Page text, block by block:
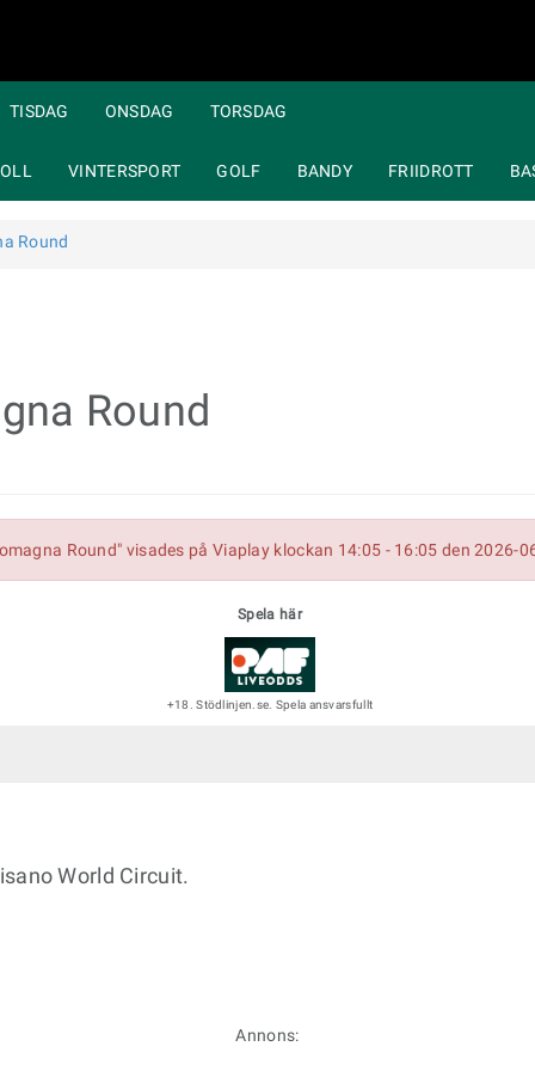
TISDAG ONSDAG TORSDAG
VINTERSPORT GOLF BANDY FRIIDROTT
Round
Round
Round" visades på Viaplay klockan 14:05 - 16:05 den 2026-
Spela här
+18. Stödlinjen.se. Spela ansvarsfullt
World Circuit.
Annons: